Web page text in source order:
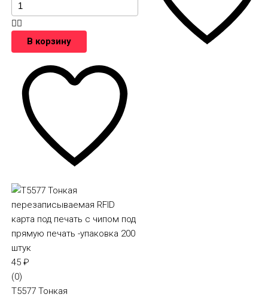
В корзину
45₽
(0)
T5577 Тонкая